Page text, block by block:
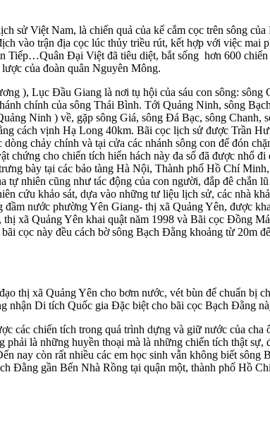
sử Việt Nam, là chiến quả của kế cắm cọc trên sông của
vào trận địa cọc lúc thủy triều rút, kết hợp với việc mai
Tiếp…Quân Đại Việt đã tiêu diệt, bắt sống hơn 600 chiến
của đoàn quân Nguyên Mông.
), Lục Đầu Giang là nơi tụ hội của sáu con sông: sông
chính của sông Thái Bình. Tới Quảng Ninh, sông Bạch
Ninh ) về, gặp sông Giá, sông Đá Bạc, sông Chanh,
cách vịnh Hạ Long 40km. Bãi cọc lịch sử được Trần
chảy chính và tại cửa các nhánh sông con để đón
chứng cho chiến tích hiển hách này đa số đã được nhổ đi
bày tại các bảo tàng Hà Nội, Thành phố Hồ Chí Minh,
tự nhiên cũng như tác động của con người, đắp đê chắn
cứu khảo sát, dựa vào những tư liệu lịch sử, các nhà
nước phường Yên Giang- thị xã Quảng Yên, được
xã Quảng Yên khai quật năm 1998 và Bãi cọc Đồng Má
cọc này đều cách bờ sông Bạch Đằng khoảng từ 20m
thị xã Quảng Yên cho bơm nước, vét bùn để chuẩn bị
nhận Di tích Quốc gia Đặc biệt cho bãi cọc Bạch Đằng
các chiến tích trong quá trình dựng và giữ nước của cha
là những huyền thoại mà là những chiến tích thật sự,
nay còn rất nhiều các em học sinh vẫn không biết sông
Đằng gần Bến Nhà Rồng tại quận một, thành phố Hồ